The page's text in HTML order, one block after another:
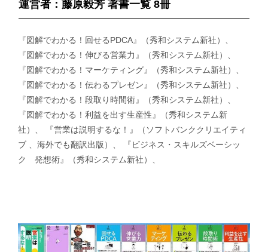
運営者：藤原毅芳 著書一覧 8冊
『図解でわかる！回せるPDCA』（秀和システム新社）、
『図解でわかる！伸びる営業力』（秀和システム新社）、
『図解でわかる！マーケティング』（秀和システム新社）、
『図解でわかる！伝わるプレゼン』（秀和システム新社）、
『図解でわかる！段取り時間術』（秀和システム新社）、
『図解でわかる！利益を出す生産性』（秀和システム新
社）、 『営業は説明するな！』（ソフトバンククリエイティ
ブ 、海外でも翻訳出版）、 『ビジネス・スキルズベーシッ
ク 発想術』（秀和システム新社）、